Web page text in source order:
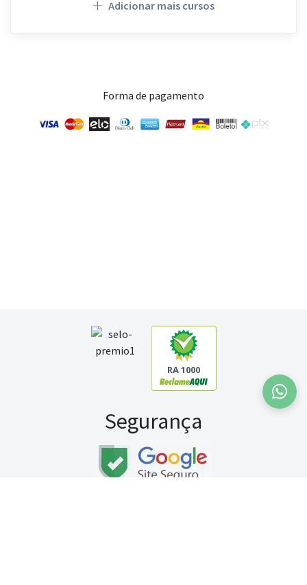
Adicionar mais cursos
Forma de pagamento
RA 1000
Segurança